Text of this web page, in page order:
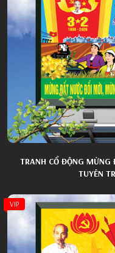
TRANH CỔ ĐỘNG MỪNG
TUYÊN
VIP